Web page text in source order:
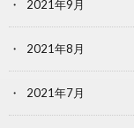
2021年9月
2021年8月
2021年7月